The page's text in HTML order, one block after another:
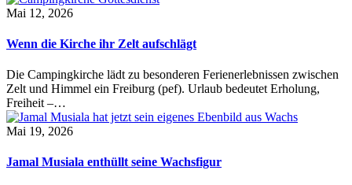
Mai 12, 2026
Wenn die Kirche ihr Zelt aufschlägt
Die Campingkirche lädt zu besonderen Ferienerlebnissen zwischen
Zelt und Himmel ein Freiburg (pef). Urlaub bedeutet Erholung,
Freiheit –…
Mai 19, 2026
Jamal Musiala enthüllt seine Wachsfigur